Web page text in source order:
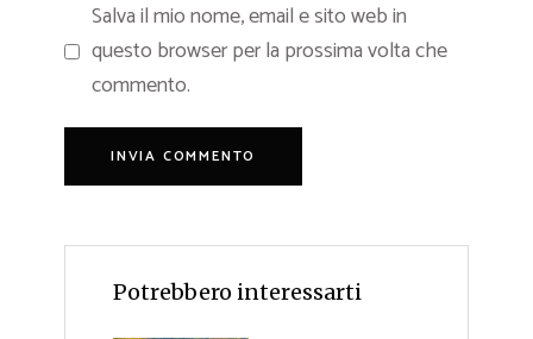
Salva il mio nome, email e sito web in
questo browser per la prossima volta che
commento.
Potrebbero interessarti